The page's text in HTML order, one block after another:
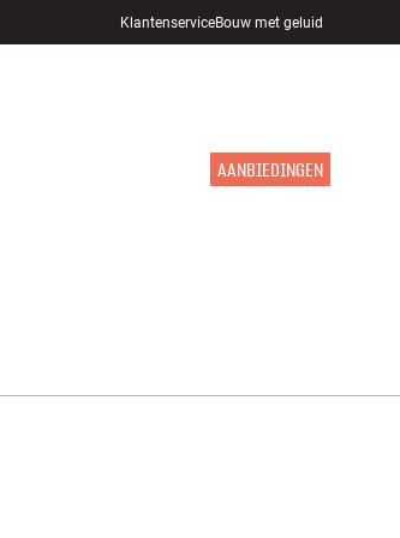
KlantenserviceBouw met geluid
AANBIEDINGEN